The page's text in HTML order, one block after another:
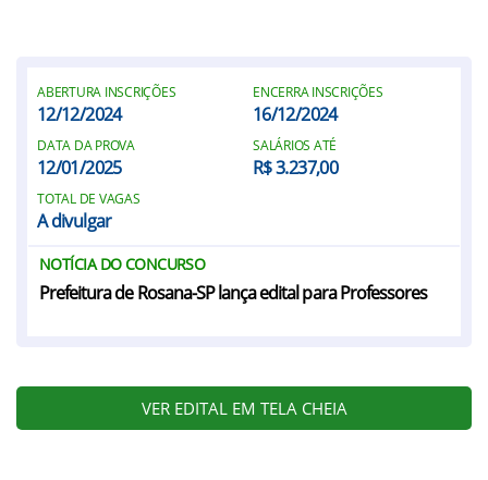
ABERTURA INSCRIÇÕES
12/12/2024
ENCERRA INSCRIÇÕES
16/12/2024
DATA DA PROVA
12/01/2025
SALÁRIOS ATÉ
R$ 3.237,00
TOTAL DE VAGAS
A divulgar
NOTÍCIA DO CONCURSO
Prefeitura de Rosana-SP lança edital para Professores
VER EDITAL EM TELA CHEIA